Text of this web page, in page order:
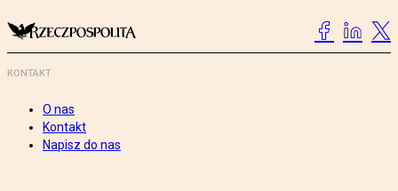
KONTAKT
O nas
Kontakt
Napisz do nas